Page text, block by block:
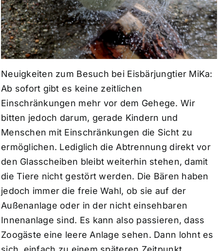
Neuigkeiten zum Besuch bei Eisbärjungtier MiKa:
Ab sofort gibt es keine zeitlichen
Einschränkungen mehr vor dem Gehege. Wir
bitten jedoch darum, gerade Kindern und
Menschen mit Einschränkungen die Sicht zu
ermöglichen. Lediglich die Abtrennung direkt vor
den Glasscheiben bleibt weiterhin stehen, damit
die Tiere nicht gestört werden. Die Bären haben
jedoch immer die freie Wahl, ob sie auf der
Außenanlage oder in der nicht einsehbaren
Innenanlage sind. Es kann also passieren, dass
Zoogäste eine leere Anlage sehen. Dann lohnt es